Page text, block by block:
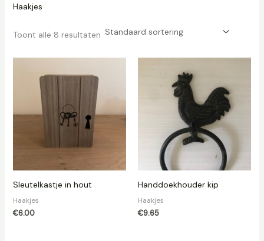
Haakjes
Toont alle 8 resultaten
Sleutelkastje in hout
Haakjes
€6.00
Handdoekhouder kip
Haakjes
€9.65